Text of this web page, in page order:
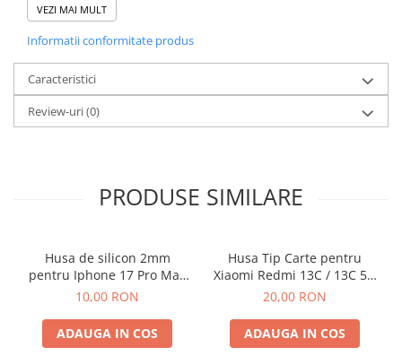
Culoare : Transparent.
VEZI MAI MULT
Informatii conformitate produs
Caracteristici
Review-uri(0)
PRODUSE SIMILARE
Husa de silicon 2mm
pentru Iphone 17 Pro Max
cu protectie camera
10,00 RON
ADAUGA IN COS
Husa Tip Carte pentru
Xiaomi Redmi 13C / 13C 5G
/ Poco C65 Negru
20,00 RON
ADAUGA IN COS